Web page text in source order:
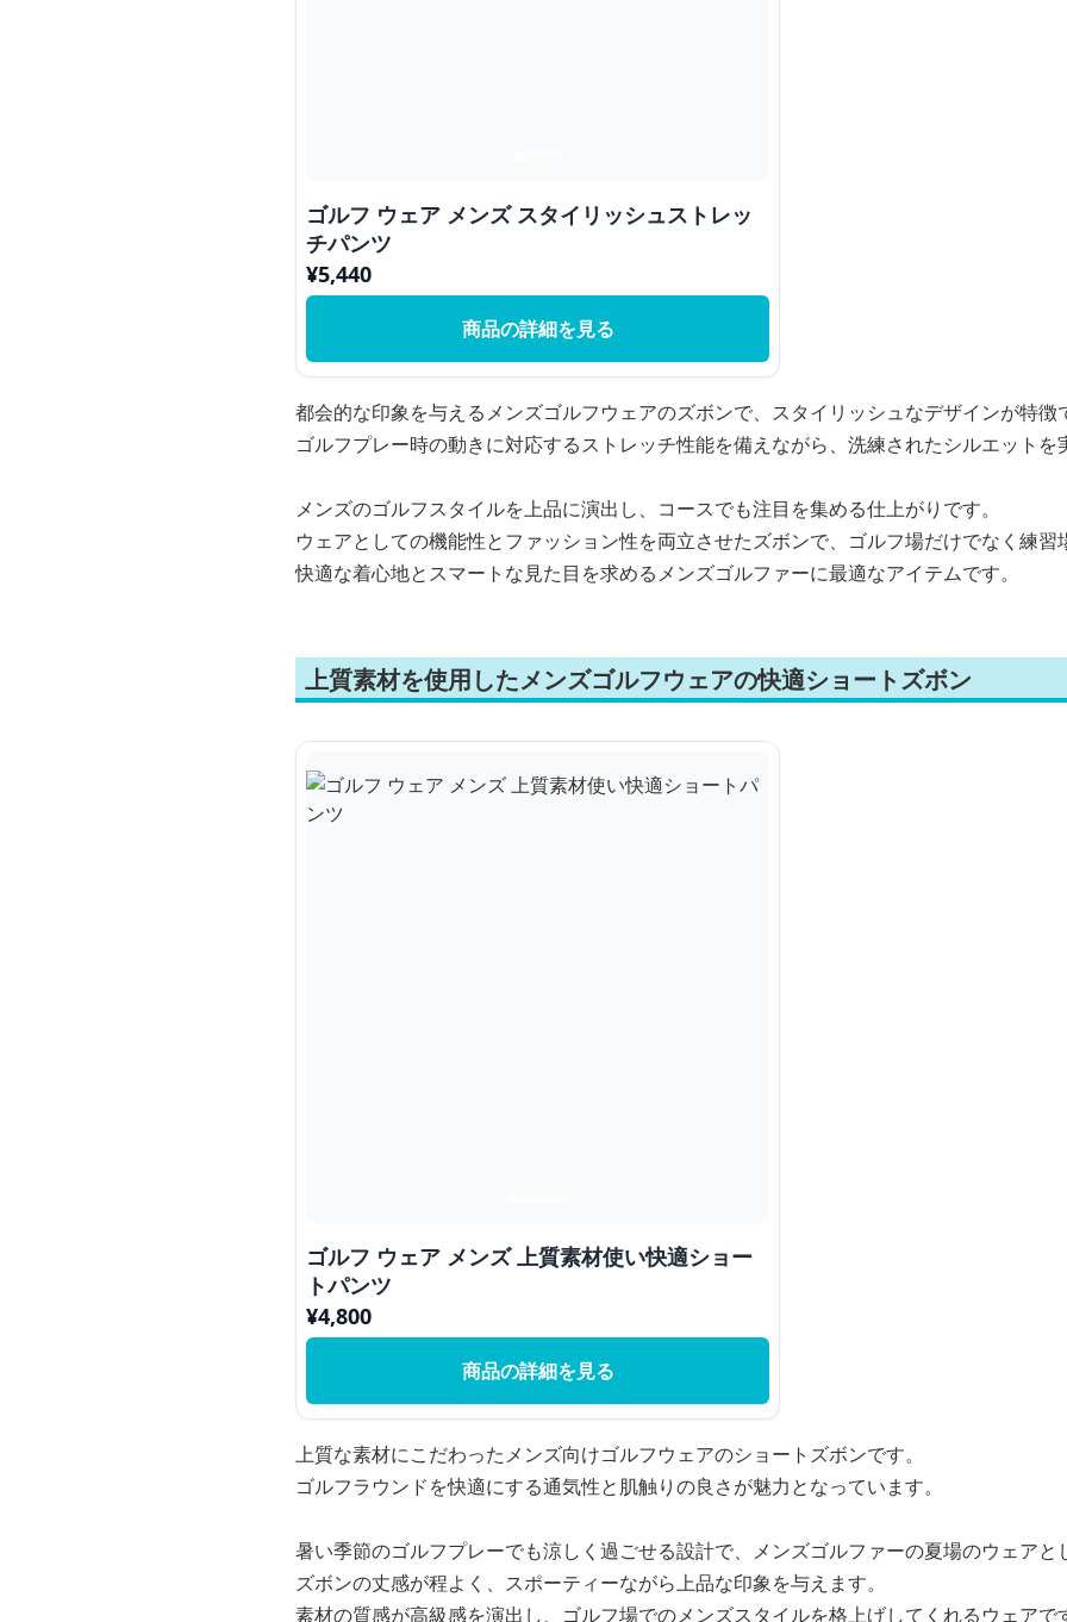
ゴルフ ウェア メンズ スタイリッシュストレッ
チパンツ
¥5,440
商品の詳細を見る
都会的な印象を与えるメンズゴルフウェアのズボンで、スタイリッシュなデザインが特徴
ゴルフプレー時の動きに対応するストレッチ性能を備えながら、洗練されたシルエットを
メンズのゴルフスタイルを上品に演出し、コースでも注目を集める仕上がりです。
ウェアとしての機能性とファッション性を両立させたズボンで、ゴルフ場だけでなく練習
快適な着心地とスマートな見た目を求めるメンズゴルファーに最適なアイテムです。
上質素材を使用したメンズゴルフウェアの快適ショートズボン
ゴルフ ウェア メンズ 上質素材使い快適ショー
トパンツ
¥4,800
商品の詳細を見る
上質な素材にこだわったメンズ向けゴルフウェアのショートズボンです。
ゴルフラウンドを快適にする通気性と肌触りの良さが魅力となっています。
暑い季節のゴルフプレーでも涼しく過ごせる設計で、メンズゴルファーの夏場のウェアと
ズボンの丈感が程よく、スポーティーながら上品な印象を与えます。
素材の質感が高級感を演出し、ゴルフ場でのメンズスタイルを格上げしてくれるウェアで